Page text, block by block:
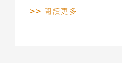
閱讀更多